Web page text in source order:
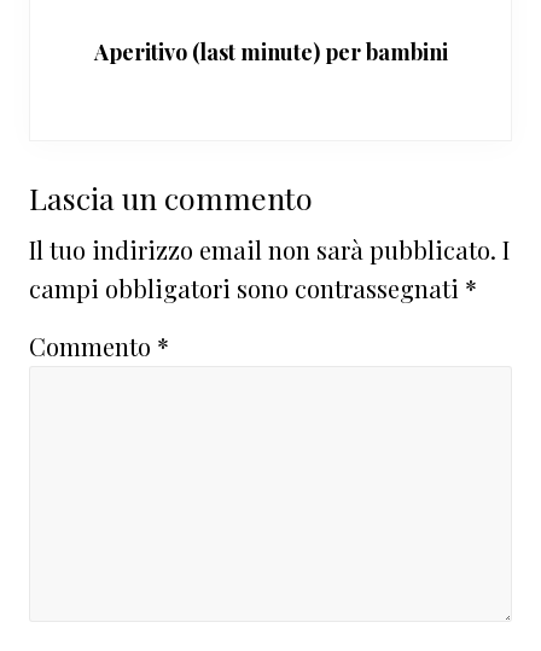
Aperitivo (last minute) per bambini
Interazioni
del
lettore
Lascia un commento
Il tuo indirizzo email non sarà pubblicato. I
campi obbligatori sono contrassegnati *
Commento *